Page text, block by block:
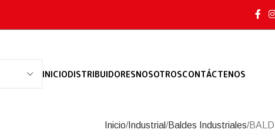
INICIODISTRIBUIDORESNOSOTROSCONTÁCTENOS
Inicio Industrial Baldes Industriales